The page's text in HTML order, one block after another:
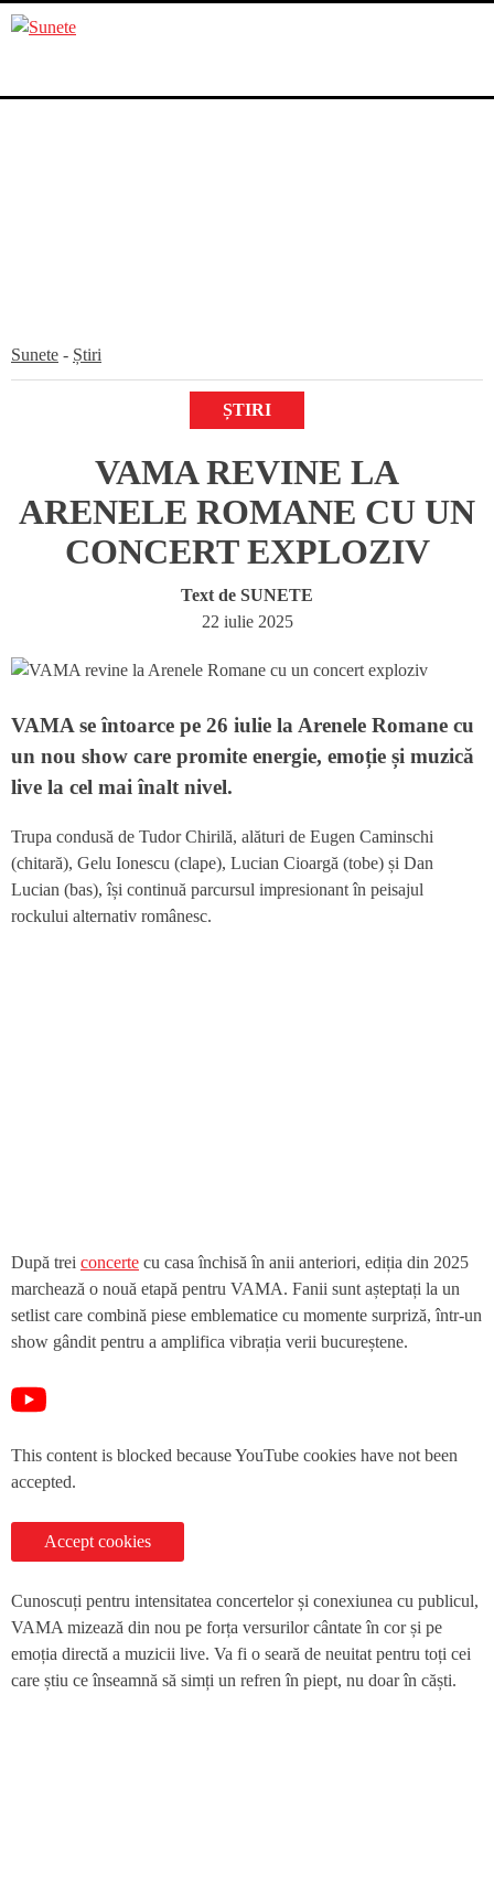
Sunete - Știri
ȘTIRI
VAMA REVINE LA
ARENELE ROMANE CU UN
CONCERT EXPLOZIV
Text de SUNETE
22 iulie 2025
VAMA se întoarce pe 26 iulie la Arenele Romane cu
un nou show care promite energie, emoție și muzică
live la cel mai înalt nivel.
Trupa condusă de Tudor Chirilă, alături de Eugen Caminschi
(chitară), Gelu Ionescu (clape), Lucian Cioargă (tobe) și Dan
Lucian (bas), își continuă parcursul impresionant în peisajul
rockului alternativ românesc.
După trei concerte cu casa închisă în anii anteriori, ediția din 2025
marchează o nouă etapă pentru VAMA. Fanii sunt așteptați la un
setlist care combină piese emblematice cu momente surpriză, într-un
show gândit pentru a amplifica vibrația verii bucureștene.
This content is blocked because YouTube cookies have not been
accepted.
Accept cookies
Cunoscuți pentru intensitatea concertelor și conexiunea cu publicul,
VAMA mizează din nou pe forța versurilor cântate în cor și pe
emoția directă a muzicii live. Va fi o seară de neuitat pentru toți cei
care știu ce înseamnă să simți un refren în piept, nu doar în căști.